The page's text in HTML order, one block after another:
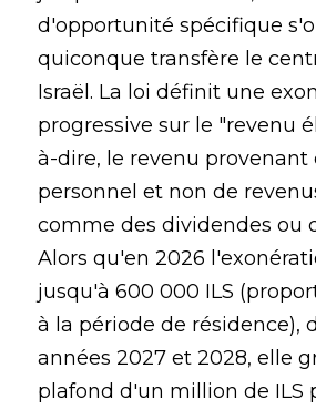
d'opportunité spécifique
quiconque transfère le
Israël. La loi définit une
progressive sur le "revenu
à-dire, le revenu
personnel et non de
comme des dividendes ou
Alors qu'en 2026
jusqu'à 600 000 ILS
à la période de résidence),
années 2027 et 2028, elle
plafond d'un million de ILS